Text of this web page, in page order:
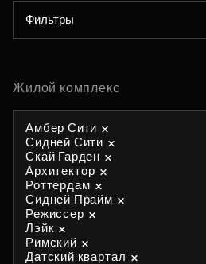
Фильтры
Жилой комплекс
Амбер Сити
Сидней Сити
Скай Гарден
Архитектор
Роттердам
Сидней Прайм
Режиссер
Лэйк
Римский
Датский квартал